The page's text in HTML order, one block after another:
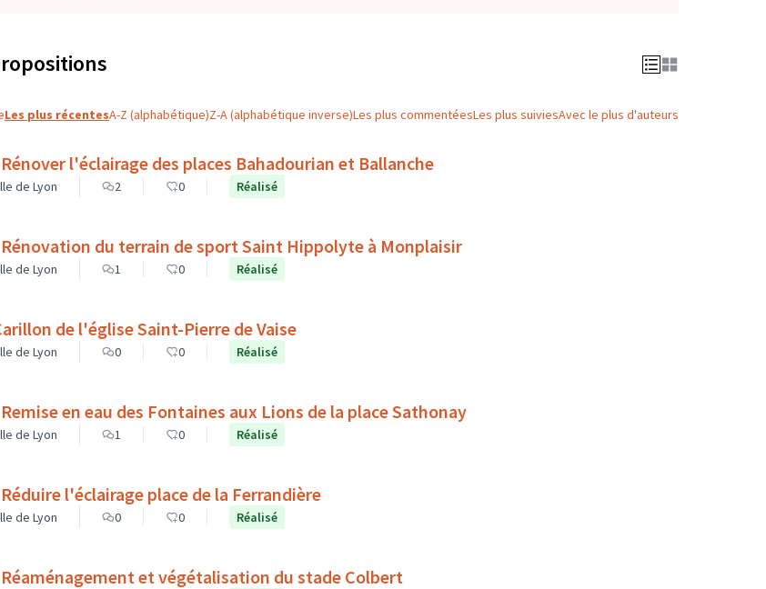
Les plus récentesA-Z (alphabétique)Z-A (alphabétique inverse)Les plus commentéesLes plus suiviesAvec le plus d'auteurs
l'éclairage des places Bahadourian et Ballanche
de Lyon 2 0 Réalisé
Rénovation du terrain de sport Saint Hippolyte à Monplaisir
de Lyon 1 0 Réalisé
de l'église Saint-Pierre de Vaise
de Lyon 0 0 Réalisé
en eau des Fontaines aux Lions de la place Sathonay
de Lyon 1 0 Réalisé
l'éclairage place de la Ferrandière
de Lyon 0 0 Réalisé
Réaménagement et végétalisation du stade Colbert